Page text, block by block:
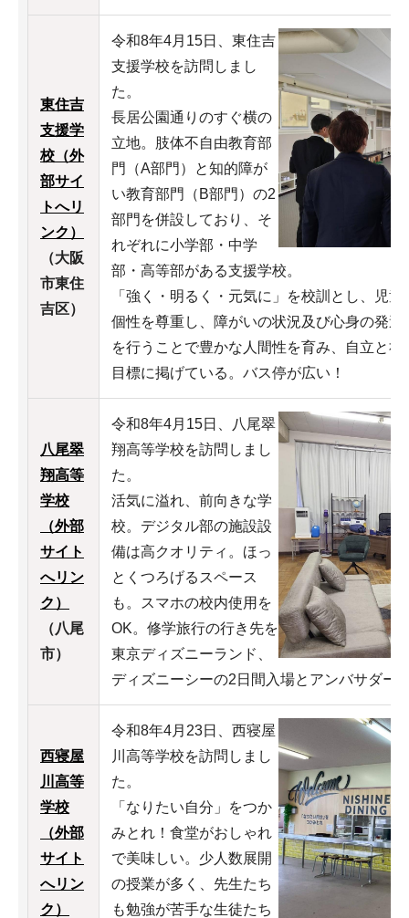
東住吉
支援学
校（外
部サイ
トへリ
ンク）
（大阪
市東住
吉区）
令和8年4月15日、東住吉
支援学校を訪問しまし
た。
長居公園通りのすぐ横の
立地。肢体不自由教育部
門（A部門）と知的障が
い教育部門（B部門）の2
部門を併設しており、そ
れぞれに小学部・中学
部・高等部がある支援学校。
「強く・明るく・元気に」を校訓とし、児
個性を尊重し、障がいの状況及び心身の発
を行うことで豊かな人間性を育み、自立と
目標に掲げている。バス停が広い！
八尾翠
翔高等
学校
（外部
サイト
へリン
ク）
（八尾
市）
令和8年4月15日、八尾翠
翔高等学校を訪問しまし
た。
活気に溢れ、前向きな学
校。デジタル部の施設設
備は高クオリティ。ほっ
とくつろげるスペース
も。スマホの校内使用を
OK。修学旅行の行き先を
東京ディズニーランド、
ディズニーシーの2日間入場とアンバサダー
西寝屋
川高等
学校
（外部
サイト
へリン
ク）
令和8年4月23日、西寝屋
川高等学校を訪問しまし
た。
「なりたい自分」をつか
みとれ！食堂がおしゃれ
で美味しい。少人数展開
の授業が多く、先生たち
も勉強が苦手な生徒たち